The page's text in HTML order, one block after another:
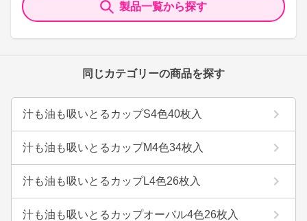
製品一覧から探す
同じカテゴリーの商品を探す
汁も油も吸いとるカップS4色40枚入
汁も油も吸いとるカップM4色34枚入
汁も油も吸いとるカップL4色26枚入
汁も油も吸いとるカップオーバル4色26枚入